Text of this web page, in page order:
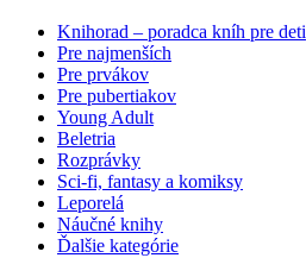
Knihorad – poradca kníh pre deti
Pre najmenších
Pre prvákov
Pre pubertiakov
Young Adult
Beletria
Rozprávky
Sci-fi, fantasy a komiksy
Leporelá
Náučné knihy
Ďalšie kategórie